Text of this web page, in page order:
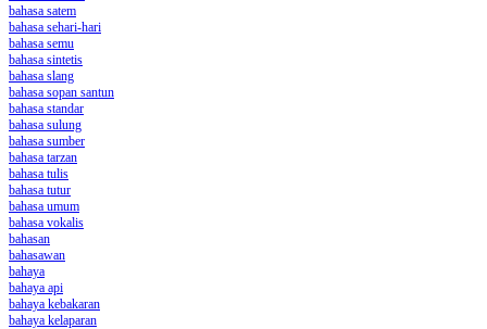
bahasa satem
bahasa sehari-hari
bahasa semu
bahasa sintetis
bahasa slang
bahasa sopan santun
bahasa standar
bahasa sulung
bahasa sumber
bahasa tarzan
bahasa tulis
bahasa tutur
bahasa umum
bahasa vokalis
bahasan
bahasawan
bahaya
bahaya api
bahaya kebakaran
bahaya kelaparan